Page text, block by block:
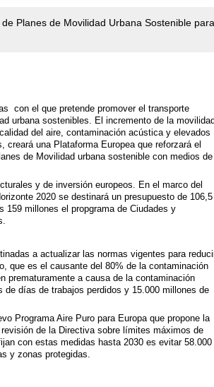
Planes de Movilidad Urbana Sostenible para
con el que pretende promover el transporte
urbana sostenibles. El incremento de la
del aire, contaminación acústica y elevados
una Plataforma Europea que reforzará el
de Movilidad urbana sostenible con medios de
y de inversión europeos. En el marco del
2020 se destinará un presupuesto de 106,5
millones el propgrama de Ciudades y
a actualizar las normas vigentes para
que es el causante del 80% de la contaminación
prematuramente a causa de la contaminación
días de trabajos perdidos y 15.000 millones de
Programa Aire Puro para Europa que propone la
de la Directiva sobre límites máximos de
con estas medidas hasta 2030 es evitar 58.000
y zonas protegidas.